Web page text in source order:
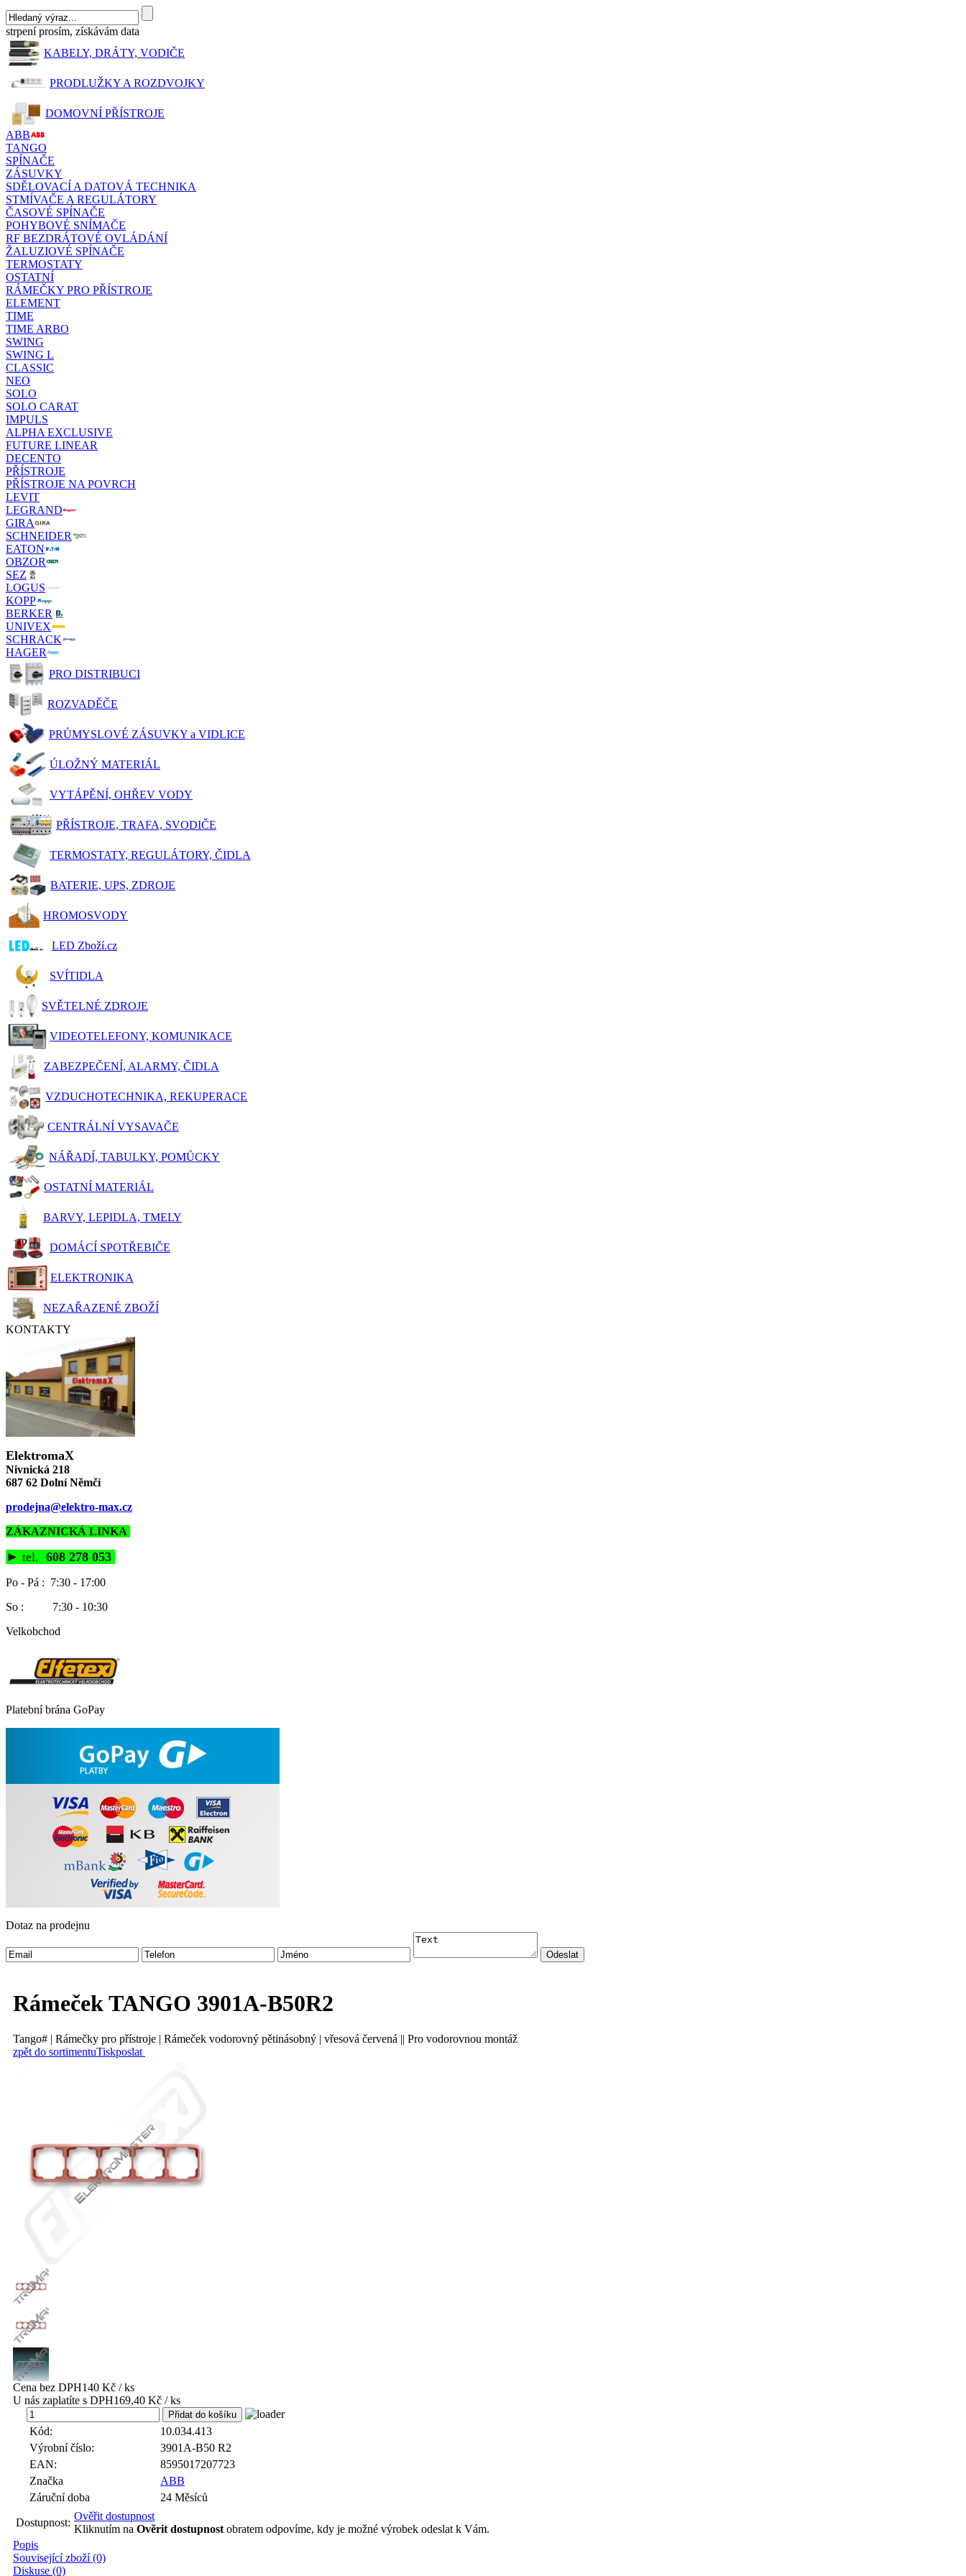
strpení prosím, získávám data
KABELY, DRÁTY, VODIČE
PRODLUŽKY A ROZDVOJKY
DOMOVNÍ PŘÍSTROJE
ABB
TANGO
SPÍNAČE
ZÁSUVKY
SDĚLOVACÍ A DATOVÁ TECHNIKA
STMÍVAČE A REGULÁTORY
ČASOVÉ SPÍNAČE
POHYBOVÉ SNÍMAČE
RF BEZDRÁTOVÉ OVLÁDÁNÍ
ŽALUZIOVÉ SPÍNAČE
TERMOSTATY
OSTATNÍ
RÁMEČKY PRO PŘÍSTROJE
ELEMENT
TIME
TIME ARBO
SWING
SWING L
CLASSIC
NEO
SOLO
SOLO CARAT
IMPULS
ALPHA EXCLUSIVE
FUTURE LINEAR
DECENTO
PŘÍSTROJE
PŘÍSTROJE NA POVRCH
LEVIT
LEGRAND
GIRA
SCHNEIDER
EATON
OBZOR
SEZ
LOGUS
KOPP
BERKER
UNIVEX
SCHRACK
HAGER
PRO DISTRIBUCI
ROZVADĚČE
PRŮMYSLOVÉ ZÁSUVKY a VIDLICE
ÚLOŽNÝ MATERIÁL
VYTÁPĚNÍ, OHŘEV VODY
PŘÍSTROJE, TRAFA, SVODIČE
TERMOSTATY, REGULÁTORY, ČIDLA
BATERIE, UPS, ZDROJE
HROMOSVODY
LED Zboží.cz
SVÍTIDLA
SVĚTELNÉ ZDROJE
VIDEOTELEFONY, KOMUNIKACE
ZABEZPEČENÍ, ALARMY, ČIDLA
VZDUCHOTECHNIKA, REKUPERACE
CENTRÁLNÍ VYSAVAČE
NÁŘADÍ, TABULKY, POMŮCKY
OSTATNÍ MATERIÁL
BARVY, LEPIDLA, TMELY
DOMÁCÍ SPOTŘEBIČE
ELEKTRONIKA
NEZAŘAZENÉ ZBOŽÍ
KONTAKTY
ElektromaX
Nivnická 218
687 62 Dolní Němčí
prodejna@elektro-max.cz
ZÁKAZNICKÁ LINKA
► tel. 608 278 053
Po - Pá : 7:30 - 17:00
So : 7:30 - 10:30
Velkobchod
Platební brána GoPay
Dotaz na prodejnu
Rámeček TANGO 3901A-B50R2
Tango# | Rámečky pro přístroje | Rámeček vodorovný pětinásobný | vřesová červená || Pro vodorovnou montáž
zpět do sortimentuTiskposlat
Cena bez DPH140 Kč / ks
U nás zaplatíte s DPH169,40 Kč / ks
Kód:
10.034.413
Výrobní číslo:
3901A-B50 R2
EAN:
8595017207723
Značka
ABB
Záruční doba
24 Měsíců
Dostupnost:
Ověřit dostupnost
Kliknutím na Ověrit dostupnost obratem odpovíme, kdy je možné výrobek odeslat k Vám.
Popis
Související zboží (0)
Diskuse (0)